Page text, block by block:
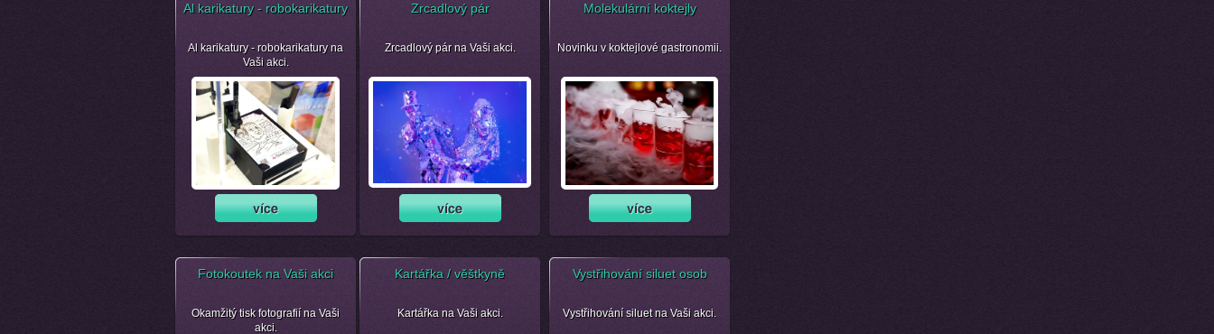
Al karikatury - robokarikatury
Al karikatury - robokarikatury na
Vaši akci.
Zrcadlový pár
Zrcadlový pár na Vaši akci.
Molekulární koktejly
Novinku v koktejlové gastronomii.
Fotokoutek na Vaši akci
Okamžitý tisk fotografií na Vaši
akci.
Kartářka / věštkyně
Kartářka na Vaši akci.
Vystřihování siluet osob
Vystřihování siluet na Vaši akci.